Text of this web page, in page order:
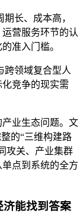
期长、成本高，
营服务环节的认
准入门槛。
跨领域复合型人
竞争的现实需
业生态问题。文
的“三维构建路
攻关、产业集群
点到系统的全方
济能找到答案